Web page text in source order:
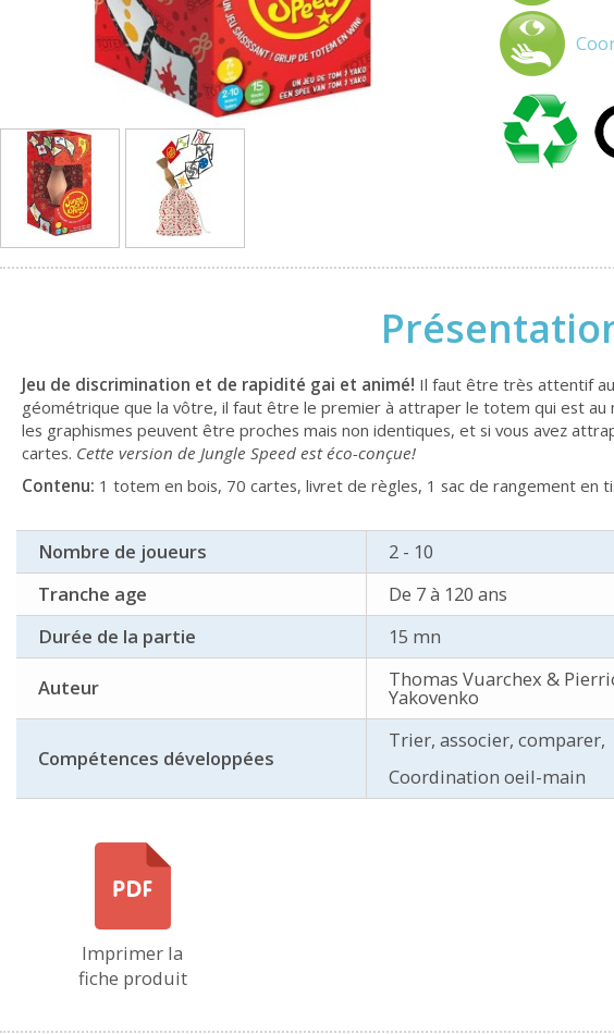
Jeu de discrimination et de rapidité gai et animé! Il faut être très attentif
géométrique que la vôtre, il faut être le premier à attraper le totem qui est au
les graphismes peuvent être proches mais non identiques, et si vous avez
cartes. Cette version de Jungle Speed est éco-conçue!
Contenu: 1 totem en bois, 70 cartes, livret de règles, 1 sac de rangement en
Nombre de joueurs
2 - 10
Tranche age
De 7 à 120 ans
Durée de la partie
15 mn
Auteur Thomas Vuarchex &
Yakovenko
Compétences développées
Trier, associer, comparer,
Coordination oeil-main
Imprimer la
fiche produit